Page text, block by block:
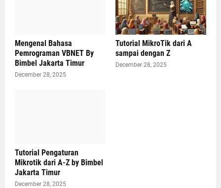
Mengenal Bahasa
Pemrograman VBNET By
Bimbel Jakarta Timur
December 28, 2025
Tutorial MikroTik dari A
sampai dengan Z
December 28, 2025
Tutorial Pengaturan
Mikrotik dari A-Z by Bimbel
Jakarta Timur
December 28, 2025